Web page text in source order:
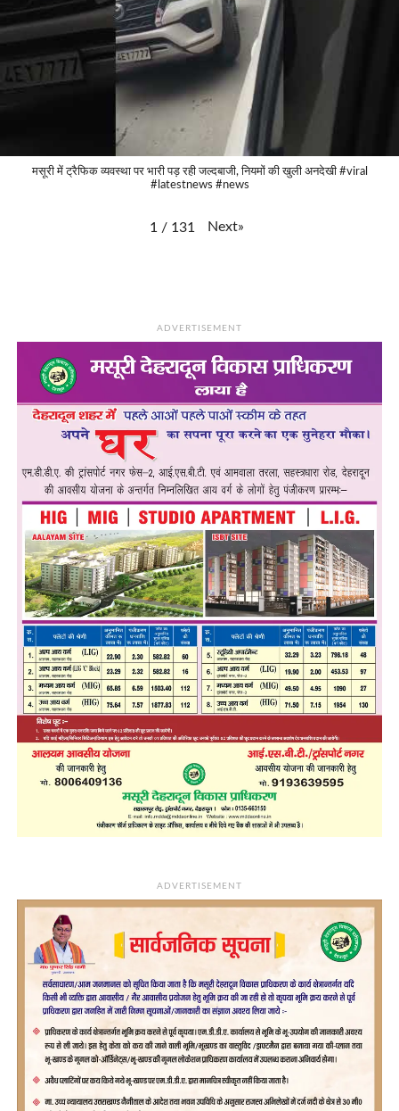
मसूरी में ट्रैफिक व्यवस्था पर भारी पड़ रही जल्दबाजी, नियमों की खुली अनदेखी #viral
#latestnews #news
1 / 131 Next»
ADVERTISEMENT
ADVERTISEMENT